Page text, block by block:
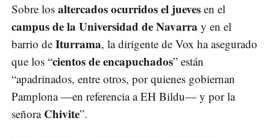
Sobre los altercados ocurridos el jueves en el
campus de la Universidad de Navarra y en el
barrio de Iturrama, la dirigente de Vox ha asegurado
que los “cientos de encapuchados” están
“apadrinados, entre otros, por quienes gobiernan
Pamplona —en referencia a EH Bildu— y por la
señora Chivite”.